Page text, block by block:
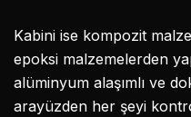
Kabini ise kompozit
epoksi malzemelerden
alüminyum alaşımlı ve
arayüzden her şeyi